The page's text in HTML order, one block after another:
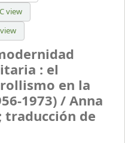
view
: el
en la
1973) /Anna
traducción de